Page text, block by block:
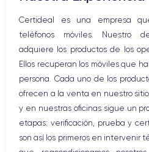
Apple A16 Bionic 5
Nombre GPU
5 Core GPU
48 MP
Resolución vídeo
4K - 3840x2160px
Botón Inicio
Bluetooth
WiFi
Red móvil
Vibración
Conector USB
Certideal es una empresa
teléfonos móviles. Nuestro
adquiere los productos de los
Ellos recuperan los móviles que
persona. Cada uno de los
ofrecen a la venta en nuestro
y en nuestras oficinas sigue un
etapas: verificación, prueba y
son así los primeros en intervenir